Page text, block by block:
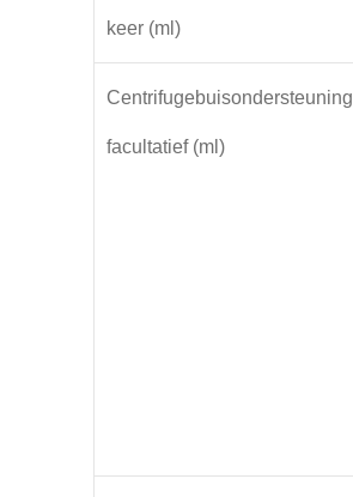
keer (ml)
Centrifugebuisondersteuning
facultatief (ml)